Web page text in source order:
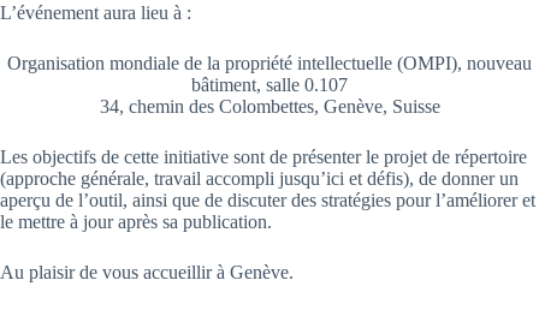
L’événement aura lieu à :
Organisation mondiale de la propriété intellectuelle (OMPI), nouveau
bâtiment, salle 0.107
34, chemin des Colombettes, Genève, Suisse
Les objectifs de cette initiative sont de présenter le projet de répertoire
(approche générale, travail accompli jusqu’ici et défis), de donner un
aperçu de l’outil, ainsi que de discuter des stratégies pour l’améliorer et
le mettre à jour après sa publication.
Au plaisir de vous accueillir à Genève.